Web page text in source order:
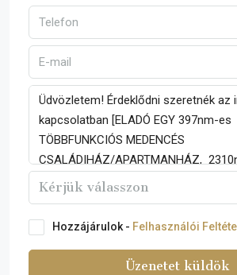
Kérjük válasszon
Hozzájárulok - Felhasználói
Üzenetet küldök